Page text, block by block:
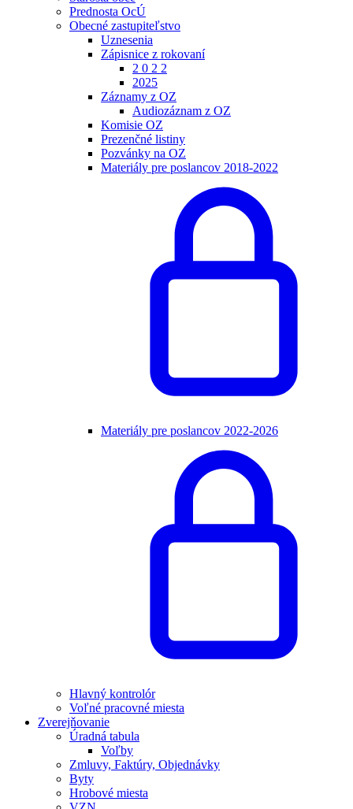
Prednosta OcÚ
Obecné zastupiteľstvo
Uznesenia
Zápisnice z rokovaní
2 0 2 2
2025
Záznamy z OZ
Audiozáznam z OZ
Komisie OZ
Prezenčné listiny
Pozvánky na OZ
Materiály pre poslancov 2018-2022
Materiály pre poslancov 2022-2026
Hlavný kontrolór
Voľné pracovné miesta
Zverejňovanie
Úradná tabula
Voľby
Zmluvy, Faktúry, Objednávky
Byty
Hrobové miesta